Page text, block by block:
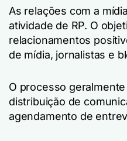
As relações com a
atividade de RP. O
relacionamentos
de mídia, jornalistas e
O processo
distribuição de
agendamento de